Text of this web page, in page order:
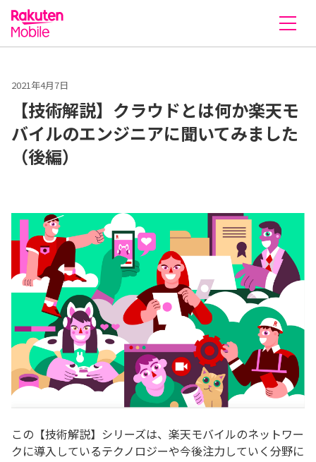
2021年4月7日
【技術解説】クラウドとは何か楽天モ
バイルのエンジニアに聞いてみました
（後編）
この【技術解説】シリーズは、楽天モバイルのネットワー
クに導入しているテクノロジーや今後注力していく分野に